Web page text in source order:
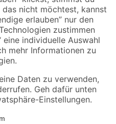
Die dargestellten Angebote sind unter
angegebenen Verfügbarkeiten beziehen